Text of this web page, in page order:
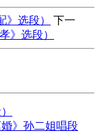
选段）
下一
》选段）
》孙二姐唱段